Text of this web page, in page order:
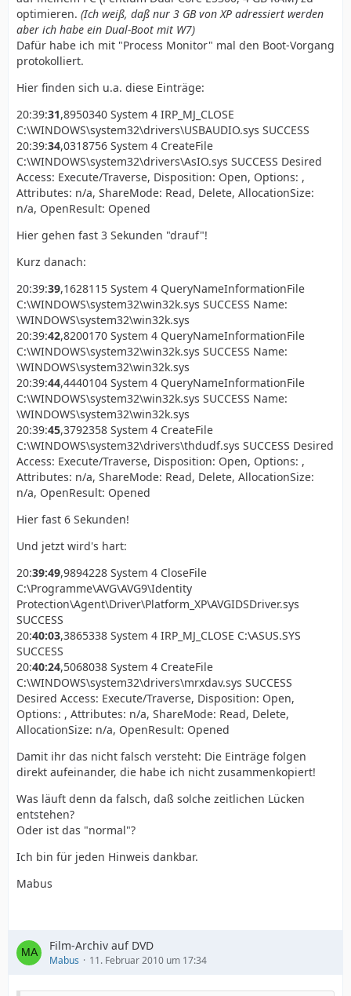
optimieren. (Ich weiß, daß nur 3 GB von XP adressiert werden
aber ich habe ein Dual-Boot mit W7)
Dafür habe ich mit "Process Monitor" mal den Boot-Vorgang
protokolliert.
Hier finden sich u.a. diese Einträge:
20:39:31,8950340 System 4 IRP_MJ_CLOSE
C:\WINDOWS\system32\drivers\USBAUDIO.sys SUCCESS
20:39:34,0318756 System 4 CreateFile
C:\WINDOWS\system32\drivers\AsIO.sys SUCCESS Desired
Access: Execute/Traverse, Disposition: Open, Options: ,
Attributes: n/a, ShareMode: Read, Delete, AllocationSize:
n/a, OpenResult: Opened
Hier gehen fast 3 Sekunden "drauf"!
Kurz danach:
20:39:39,1628115 System 4 QueryNameInformationFile
C:\WINDOWS\system32\win32k.sys SUCCESS Name:
\WINDOWS\system32\win32k.sys
20:39:42,8200170 System 4 QueryNameInformationFile
C:\WINDOWS\system32\win32k.sys SUCCESS Name:
\WINDOWS\system32\win32k.sys
20:39:44,4440104 System 4 QueryNameInformationFile
C:\WINDOWS\system32\win32k.sys SUCCESS Name:
\WINDOWS\system32\win32k.sys
20:39:45,3792358 System 4 CreateFile
C:\WINDOWS\system32\drivers\thdudf.sys SUCCESS Desired
Access: Execute/Traverse, Disposition: Open, Options: ,
Attributes: n/a, ShareMode: Read, Delete, AllocationSize:
n/a, OpenResult: Opened
Hier fast 6 Sekunden!
Und jetzt wird's hart:
20:39:49,9894228 System 4 CloseFile
C:\Programme\AVG\AVG9\Identity
Protection\Agent\Driver\Platform_XP\AVGIDSDriver.sys
SUCCESS
20:40:03,3865338 System 4 IRP_MJ_CLOSE C:\ASUS.SYS
SUCCESS
20:40:24,5068038 System 4 CreateFile
C:\WINDOWS\system32\drivers\mrxdav.sys SUCCESS
Desired Access: Execute/Traverse, Disposition: Open,
Options: , Attributes: n/a, ShareMode: Read, Delete,
AllocationSize: n/a, OpenResult: Opened
Damit ihr das nicht falsch versteht: Die Einträge folgen
direkt aufeinander, die habe ich nicht zusammenkopiert!
Was läuft denn da falsch, daß solche zeitlichen Lücken
entstehen?
Oder ist das "normal"?
Ich bin für jeden Hinweis dankbar.
Mabus
Film-Archiv auf DVD
Mabus 11. Februar 2010 um 17:34